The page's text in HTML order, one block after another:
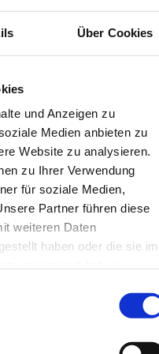
Über Cookies
und Anzeigen zu
Medien anbieten zu
Website zu analysieren.
zu Ihrer Verwendung
für soziale Medien,
Partner führen diese
weiteren Daten
haben oder die sie im